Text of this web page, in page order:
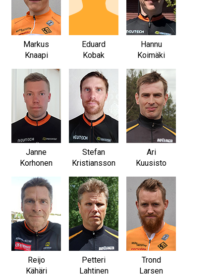
Markus
Knaapi
Eduard
Kobak
Hannu
Koimäki
Janne
Korhonen
Stefan
Kristiansson
Ari
Kuusisto
Reijo
Kähäri
Petteri
Lahtinen
Trond
Larsen